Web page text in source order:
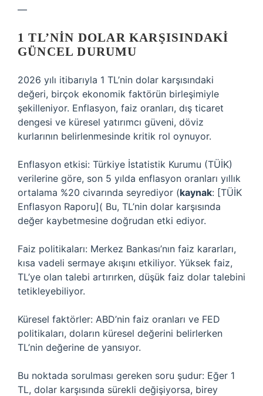
—
1 TL’NIN DOLAR KARŞISINDAKI
GÜNCEL DURUMU
2026 yılı itibarıyla 1 TL’nin dolar karşısındaki
değeri, birçok ekonomik faktörün birleşimiyle
şekilleniyor. Enflasyon, faiz oranları, dış ticaret
dengesi ve küresel yatırımcı güveni, döviz
kurlarının belirlenmesinde kritik rol oynuyor.
Enflasyon etkisi: Türkiye İstatistik Kurumu (TÜİK)
verilerine göre, son 5 yılda enflasyon oranları yıllık
ortalama %20 civarında seyrediyor (kaynak: [TÜİK
Enflasyon Raporu]( Bu, TL’nin dolar karşısında
değer kaybetmesine doğrudan etki ediyor.
Faiz politikaları: Merkez Bankası’nın faiz kararları,
kısa vadeli sermaye akışını etkiliyor. Yüksek faiz,
TL’ye olan talebi artırırken, düşük faiz dolar talebini
tetikleyebiliyor.
Küresel faktörler: ABD’nin faiz oranları ve FED
politikaları, doların küresel değerini belirlerken
TL’nin değerine de yansıyor.
Bu noktada sorulması gereken soru şudur: Eğer 1
TL, dolar karşısında sürekli değişiyorsa, birey